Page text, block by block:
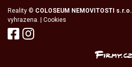
Reality © COLOSEUM NEMOVITOSTI s.r.o.
vyhrazena. | Cookies